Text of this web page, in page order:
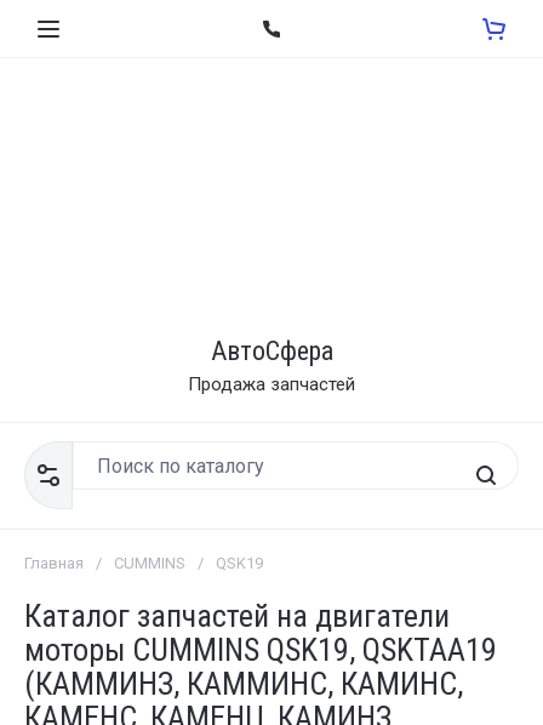
АвтоСфера
Продажа запчастей
Главная / CUMMINS / QSK19
Каталог запчастей на двигатели
моторы CUMMINS QSK19, QSKTAA19
(КАММИНЗ, КАММИНС, КАМИНС,
КАМЕНС, КАМЕНЦ, КАМИНЗ